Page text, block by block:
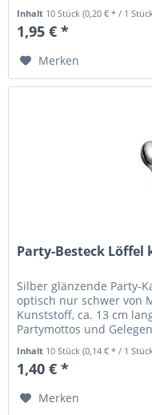
Inhalt 10 Stück(0,20 € * / 1
1,95 € *
Merken
Party-Besteck Löffel
Silber glänzende Party-
optisch nur schwer von
Kunststoff, ca. 13 cm
Partymottos und
Inhalt 10 Stück(0,14 € * / 1
1,40 € *
Merken